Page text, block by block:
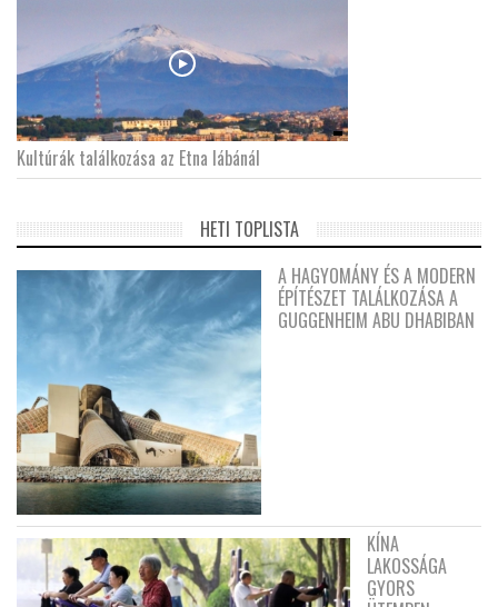
Kultúrák találkozása az Etna lábánál
HETI TOPLISTA
A HAGYOMÁNY ÉS A MODERN
ÉPÍTÉSZET TALÁLKOZÁSA A
GUGGENHEIM ABU DHABIBAN
KÍNA
LAKOSSÁGA
GYORS